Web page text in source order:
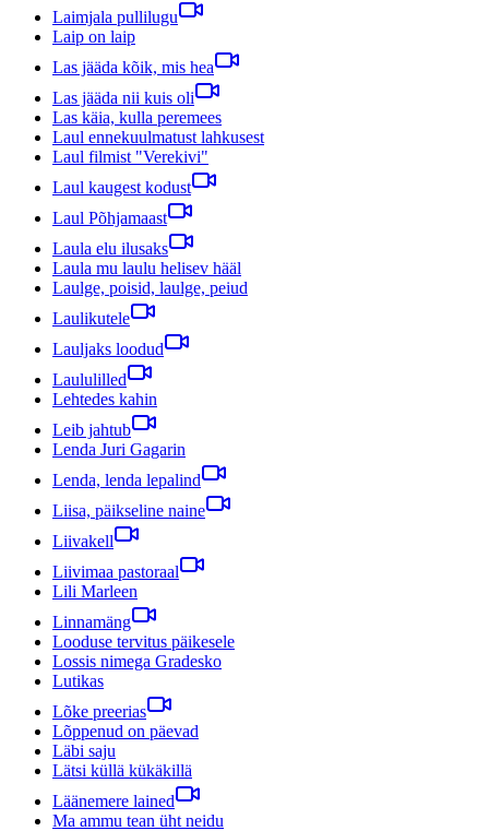
Laimjala pullilugu
Laip on laip
Las jääda kõik, mis hea
Las jääda nii kuis oli
Las käia, kulla peremees
Laul ennekuulmatust lahkusest
Laul filmist "Verekivi"
Laul kaugest kodust
Laul Põhjamaast
Laula elu ilusaks
Laula mu laulu helisev hääl
Laulge, poisid, laulge, peiud
Laulikutele
Lauljaks loodud
Laululilled
Lehtedes kahin
Leib jahtub
Lenda Juri Gagarin
Lenda, lenda lepalind
Liisa, päikseline naine
Liivakell
Liivimaa pastoraal
Lili Marleen
Linnamäng
Looduse tervitus päikesele
Lossis nimega Gradesko
Lutikas
Lõke preerias
Lõppenud on päevad
Läbi saju
Lätsi küllä kükäkillä
Läänemere lained
Ma ammu tean üht neidu